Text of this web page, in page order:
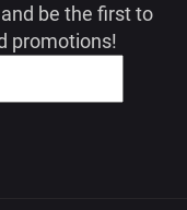
be the first to
promotions!